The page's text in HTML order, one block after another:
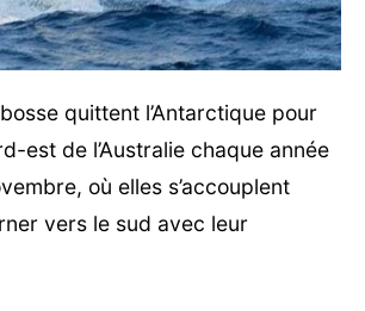
quittent l’Antarctique pour
est de l’Australie chaque année
où elles s’accouplent
vers le sud avec leur